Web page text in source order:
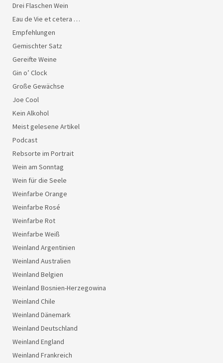
Drei Flaschen Wein
Eau de Vie et cetera …
Empfehlungen
Gemischter Satz
Gereifte Weine
Gin o’ Clock
Große Gewächse
Joe Cool
Kein Alkohol
Meist gelesene Artikel
Podcast
Rebsorte im Portrait
Wein am Sonntag
Wein für die Seele
Weinfarbe Orange
Weinfarbe Rosé
Weinfarbe Rot
Weinfarbe Weiß
Weinland Argentinien
Weinland Australien
Weinland Belgien
Weinland Bosnien-Herzegowina
Weinland Chile
Weinland Dänemark
Weinland Deutschland
Weinland England
Weinland Frankreich